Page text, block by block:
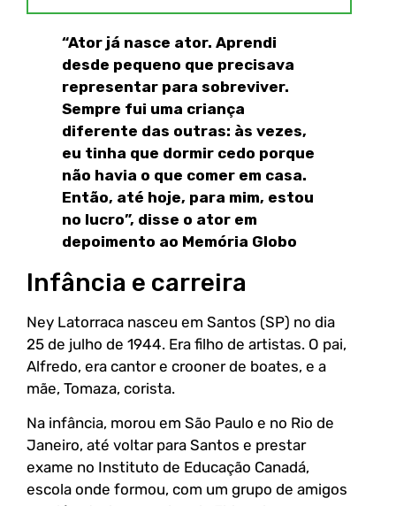
“Ator já nasce ator. Aprendi
desde pequeno que precisava
representar para sobreviver.
Sempre fui uma criança
diferente das outras: às vezes,
eu tinha que dormir cedo porque
não havia o que comer em casa.
Então, até hoje, para mim, estou
no lucro”, disse o ator em
depoimento ao Memória Globo
Infância e carreira
Ney Latorraca nasceu em Santos (SP) no dia
25 de julho de 1944. Era filho de artistas. O pai,
Alfredo, era cantor e crooner de boates, e a
mãe, Tomaza, corista.
Na infância, morou em São Paulo e no Rio de
Janeiro, até voltar para Santos e prestar
exame no Instituto de Educação Canadá,
escola onde formou, com um grupo de amigos